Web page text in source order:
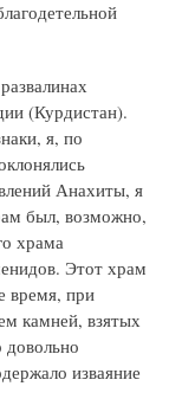
(Курдистан).
я, по
Анахиты, я
был, возможно,
храма
Этот храм
время, при
камней, взятых
довольно
изваяние